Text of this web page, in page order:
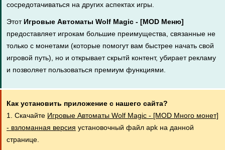
сосредотачиваться на других аспектах игры.
Этот Игровые Автоматы Wolf Magic - [MOD Меню]
предоставляет игрокам большие преимущества, связанные не
только с монетами (которые помогут вам быстрее начать свой
игровой путь), но и открывает скрытй контент, убирает рекламу
и позволяет пользоваться премиум функциями.
Как установить приложение с нашего сайта?
1. Скачайте Игровые Автоматы Wolf Magic - [MOD Много монет]
- взломанная версия установочный файл apk на данной
странице.